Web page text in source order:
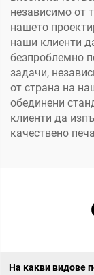
независимо от
нашето
наши клиенти
безпроблемно
задачи,
от страна на
обединени
клиенти да
качествено
На какви видове